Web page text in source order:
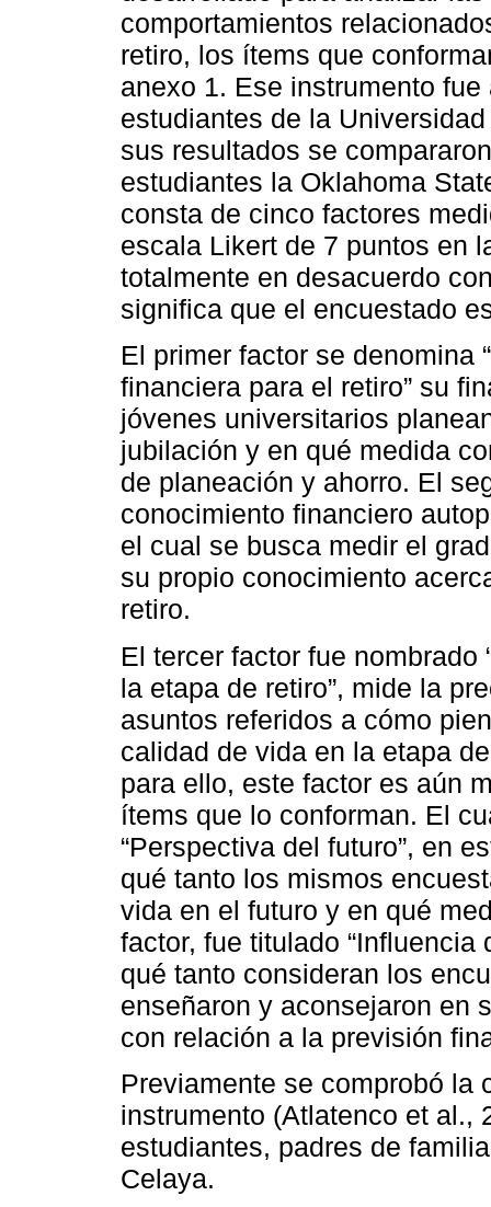
comportamientos
retiro, los ítems que
anexo 1. Ese instrumento
estudiantes de la
sus resultados se
estudiantes la Oklahoma
consta de cinco factores
escala Likert de 7 puntos en
totalmente en desacuerdo
significa que el encuestado
El primer factor se denomina
financiera para el retiro” su
jóvenes universitarios
jubilación y en qué medida
de planeación y ahorro. El
conocimiento financiero
el cual se busca medir el
su propio conocimiento
retiro.
El tercer factor fue
la etapa de retiro”, mide la
asuntos referidos a cómo
calidad de vida en la etapa
para ello, este factor es aún
ítems que lo conforman. El
“Perspectiva del futuro”, en
qué tanto los mismos
vida en el futuro y en qué
factor, fue titulado
qué tanto consideran los
enseñaron y aconsejaron en
con relación a la previsión
Previamente se comprobó la
instrumento (Atlatenco et al.,
estudiantes, padres de
Celaya.